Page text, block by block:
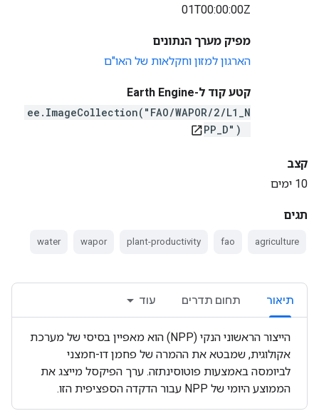
01T00:00:00Z
מפיק מערך הנתונים
הארגון למזון וחקלאות של האו"ם
קטע קוד ל-Earth Engine
ee.ImageCollection("FAO/WAPOR/2/L1_N
PP_D")
open_in_new
קצב
10 ימים
תגים
agriculture
fao
plant-productivity
wapor
water
תיאור תחום תדרים עוד
הייצור הראשוני הנקי (NPP) הוא מאפיין בסיסי של מערכת
אקולוגית, שמבטא את ההמרה של פחמן דו-חמצני
לביומסה באמצעות פוטוסינתזה. ערך הפיקסל מייצג את
הממוצע היומי של NPP עבור הדקדה הספציפית הזו.